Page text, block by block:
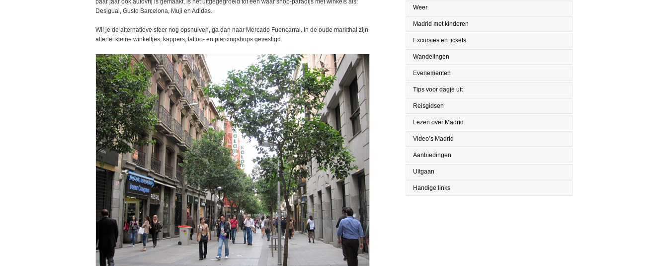
paar jaar ook autovrij is gemaakt, is het uitgegegroeid tot een waar shop-paradijs met winkels als:
Desigual, Gusto Barcelona, Muji en Adidas.
Wil je de alternatieve sfeer nog opsnuiven, ga dan naar Mercado Fuencarral. In de oude markthal zijn
allerlei kleine winkeltjes, kappers, tattoo- en piercingshops gevestigd.
Weer
Madrid met kinderen
Excursies en tickets
Wandelingen
Evenementen
Tips voor dagje uit
Reisgidsen
Lezen over Madrid
Video’s Madrid
Aanbiedingen
Uitgaan
Handige links